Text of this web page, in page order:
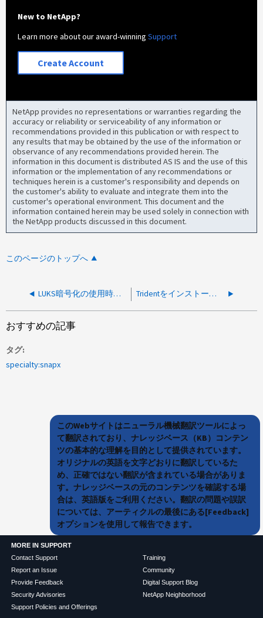
New to NetApp?
Learn more about our award-winningSupport
Create Account
NetApp provides no representations or warranties regarding the
accuracy or reliability or serviceability of any information or
recommendations provided in this publication or with respect to
any results that may be obtained by the use of the information or
observance of any recommendations provided herein. The
information in this document is distributed AS IS and the use of this
information or the implementation of any recommendations or
techniques herein is a customer's responsibility and depends on
the customer's ability to evaluate and integrate them into the
customer's operational environment. This document and the
information contained herein may be used solely in connection with
the NetApp products discussed in this document.
このページのトップへ
LUKS暗号化の使用時にTrident NVMeデバイスのフォーマットが失敗する Tridentをインストールした状態でKubernetes Upgradeを1.25にアップグレードするとHelmアップグレードエラーが発生する
おすすめの記事
タグ
specialty:snapx
このWebサイトはニューラル機械翻訳ツールによっ
て翻訳されており、ナレッジベース（KB）コンテン
ツの基本的な理解を目的として提供されています。
オリジナルの英語を文字どおりに翻訳しているた
め、正確ではない翻訳が含まれている場合がありま
す。ナレッジベースの元のコンテンツを確認する場
合は、英語版をご利用ください。翻訳の問題や誤訳
については、アーティクルの最後にある[Feedback]
オプションを使用して報告できます。
MORE IN SUPPORT
Contact Support
Report an Issue
Provide Feedback
Security Advisories
Support Policies and Offerings
Training
Community
Digital Support Blog
NetApp Neighborhood